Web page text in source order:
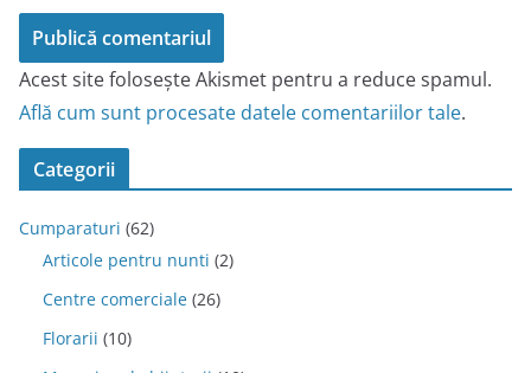
Acest site folosește Akismet pentru a reduce spamul.
Află cum sunt procesate datele comentariilor tale.
Categorii
Cumparaturi (62)
Articole pentru nunti (2)
Centre comerciale (26)
Florarii (10)